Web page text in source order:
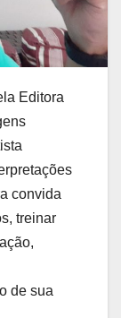
Editora
convida
treinar
de sua